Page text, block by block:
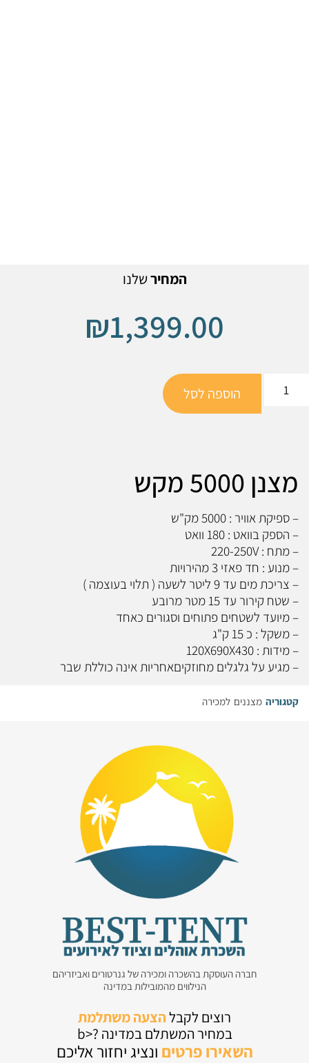
המחירשלנו
₪1,399.00
הוספה לסל
מצנן 5000 מקש
– ספיקת אוויר : 5000 מק"ש
– הספק בוואט : 180 וואט
– מתח : 220-250V
– מנוע : חד פאזי 3 מהירויות
– צריכת מים עד 9 ליטר לשעה ( תלוי בעוצמה )
– שטח קירור עד 15 מטר מרובע
– מיועד לשטחים פתוחים וסגורים כאחד
– משקל : כ 15 ק"ג
– מידות : 120X690X430
– מגיע על גלגלים מחוזקיםאחריות אינה כוללת שבר
קטגוריה מצננים למכירה
חברה העוסקת בהשכרה ומכירה של גנרטורים ואביזריהם
הנילווים מהמובילות במדינה
רוצים לקבלהצעה משתלמת
במחיר המשתלם במדינה ?<b
השאירו פרטים ונציג יחזור אליכם